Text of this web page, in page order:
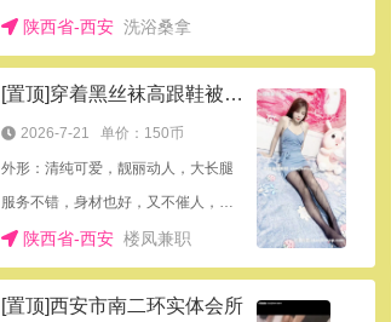
陕西省-西安 洗浴桑拿
[置顶]穿着黑丝袜高跟鞋被后入的妹子
2026-7-21 单价：150币
外形：清纯可爱，靓丽动人，大长腿
服务不错，身材也好，又不催人，很满足
陕西省-西安 楼凤兼职
[置顶]西安市南二环实体会所